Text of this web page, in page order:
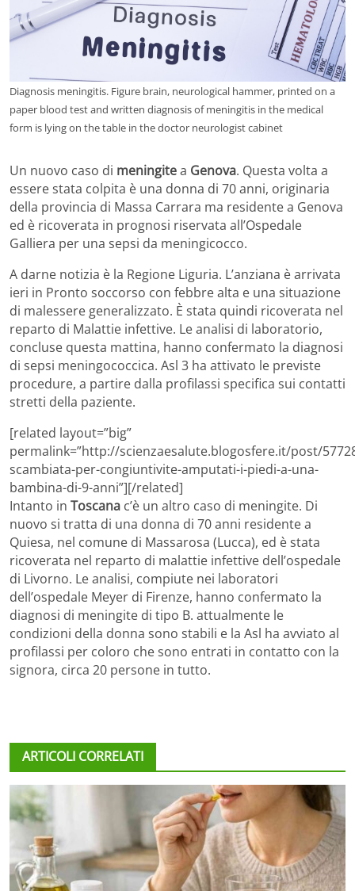
Diagnosis meningitis. Figure brain, neurological hammer, printed on a
paper blood test and written diagnosis of meningitis in the medical
form is lying on the table in the doctor neurologist cabinet
Un nuovo caso di meningitea Genova. Questa volta a
essere stata colpita è una donna di 70 anni, originaria
della provincia di Massa Carrara ma residente a Genova
ed è ricoverata in prognosi riservata all’Ospedale
Galliera per una sepsi da meningicocco.
A darne notizia è la Regione Liguria. L’anziana è arrivata
ieri in Pronto soccorso con febbre alta e una situazione
di malessere generalizzato. È stata quindi ricoverata nel
reparto di Malattie infettive. Le analisi di laboratorio,
concluse questa mattina, hanno confermato la diagnosi
di sepsi meningococcica. Asl 3 ha attivato le previste
procedure, a partire dalla profilassi specifica sui contatti
stretti della paziente.
[related layout=”big”
permalink=”http://scienzaesalute.blogosfere.it/post/
scambiata-per-congiuntivite-amputati-i-piedi-a-una-
bambina-di-9-anni”][/related]
Intanto in Toscana c’è un altro caso di meningite. Di
nuovo si tratta di una donna di 70 anni residente a
Quiesa, nel comune di Massarosa (Lucca), ed è stata
ricoverata nel reparto di malattie infettive dell’ospedale
di Livorno. Le analisi, compiute nei laboratori
dell’ospedale Meyer di Firenze, hanno confermato la
diagnosi di meningite di tipo B. attualmente le
condizioni della donna sono stabili e la Asl ha avviato al
profilassi per coloro che sono entrati in contatto con la
signora, circa 20 persone in tutto.
ARTICOLI CORRELATI